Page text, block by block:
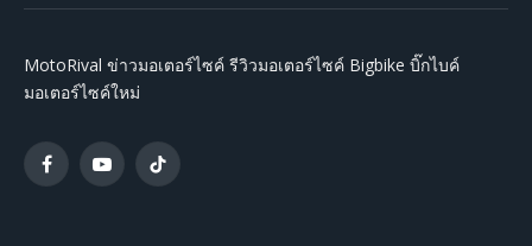
MotoRival ข่าวมอเตอร์ไซค์ รีวิวมอเตอร์ไซค์ Bigbike บิ๊กไบค์
มอเตอร์ไซค์ใหม่
FacebookYouTubeTikTok